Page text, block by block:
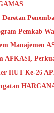
Pemkab
Manajemen
APKASI,
HUT Ke-26